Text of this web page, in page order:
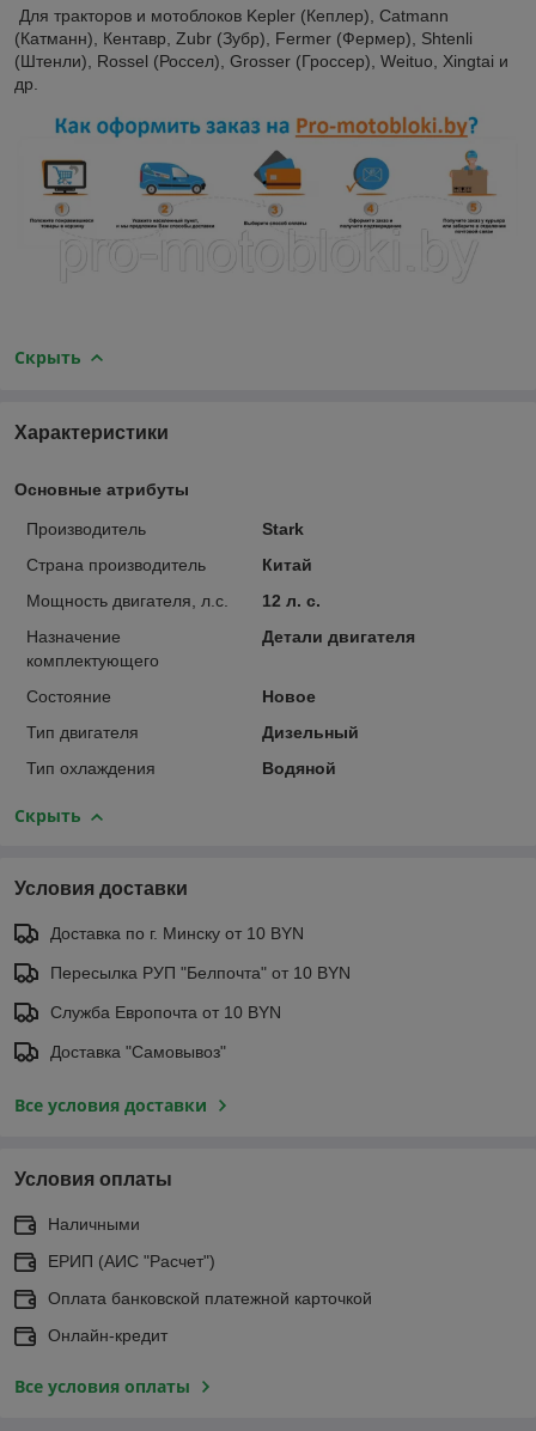
Для тракторов и мотоблоков Kepler (Кеплер), Catmann
(Катманн), Кентавр, Zubr (Зубр), Fermer (Фермер), Shtenli
(Штенли), Rossel (Россел), Grosser (Гроссер), Weituo, Xingtai и
др.
Скрыть
Характеристики
Основные атрибуты
Производитель
Stark
Страна производитель
Китай
Мощность двигателя, л.с.
12 л. с.
Назначение
комплектующего
Детали двигателя
Состояние
Новое
Тип двигателя
Дизельный
Тип охлаждения
Водяной
Скрыть
Условия доставки
Доставка по г. Минску от 10 BYN
Пересылка РУП "Белпочта" от 10 BYN
Служба Европочта от 10 BYN
Доставка "Самовывоз"
Все условия доставки
Условия оплаты
Наличными
ЕРИП (АИС "Расчет")
Оплата банковской платежной карточкой
Онлайн-кредит
Все условия оплаты